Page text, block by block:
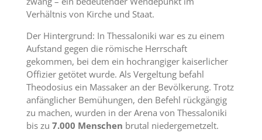
Verhältnis von Kirche und Staat.
Der Hintergrund: In Thessaloniki war es zu einem
Aufstand gegen die römische Herrschaft
gekommen, bei dem ein hochrangiger kaiserlicher
Offizier getötet wurde. Als Vergeltung befahl
Theodosius ein Massaker an der Bevölkerung. Trotz
anfänglicher Bemühungen, den Befehl rückgängig
zu machen, wurden in der Arena von Thessaloniki
bis zu 7.000 Menschen brutal niedergemetzelt.